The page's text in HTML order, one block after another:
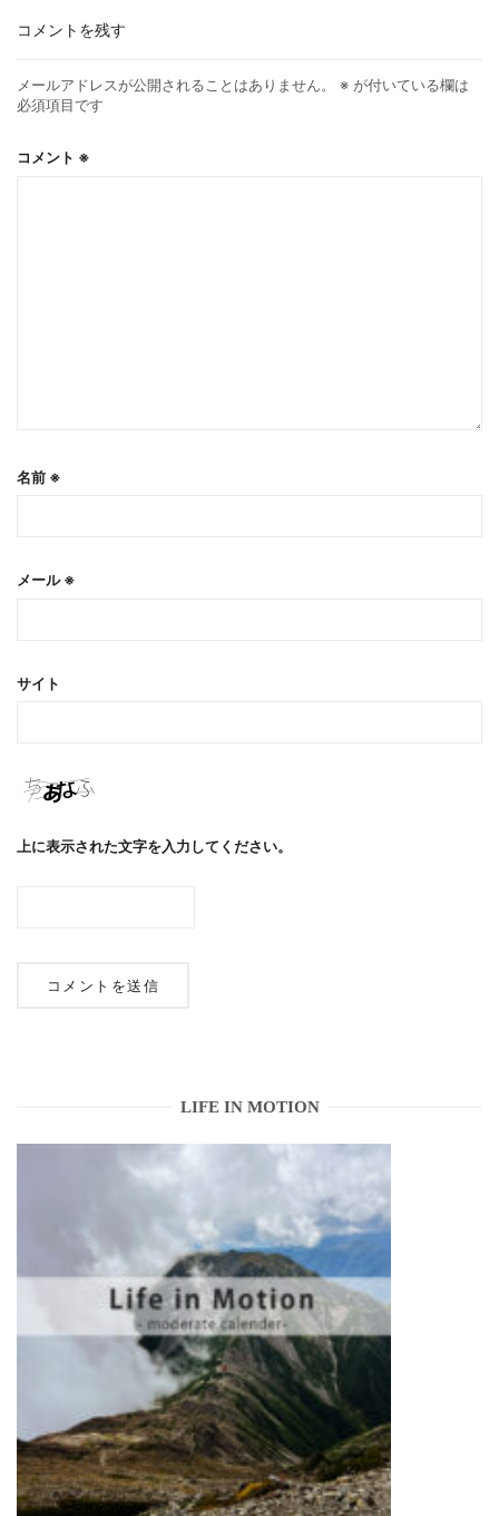
コメントを残す
メールアドレスが公開されることはありません。 ※ が付いている欄は
必須項目です
コメント ※
名前 ※
メール※
サイト
上に表示された文字を入力してください。
LIFE IN MOTION